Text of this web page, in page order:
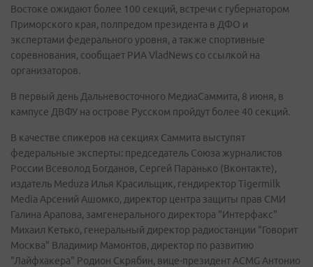
Востоке ожидают более 100 секций, встречи с губернатором
Приморского края, полпредом президента в ДФО и
экспертами федерального уровня, а также спортивные
соревнования, сообщает РИА VladNews со ссылкой на
организаторов.
В первый день Дальневосточного МедиаСаммита, 8 июня, в
кампусе ДВФУ на острове Русском пройдут более 40 секций.
В качестве спикеров на секциях Саммита выступят
федеральные эксперты: председатель Союза журналистов
России Всеволод Богданов, Сергей Паранько (Вконтакте),
издатель Meduza Илья Красильщик, гендиректор Tigermilk
Media Арсений Ашомко, директор центра защиты прав СМИ
Галина Арапова, замгенерального директора "Интерфакс"
Михаил Кетько, генеральный директор радиостанции "Говорит
Москва" Владимир Мамонтов, директор по развитию
"Лайфхакера" Родион Скрябин, вице-президент ACMG Антонио